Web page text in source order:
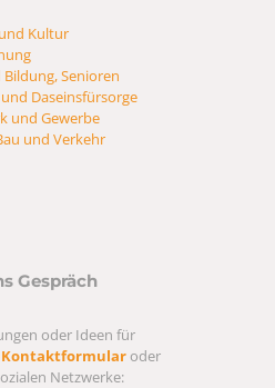
Kultur
Bildung, Senioren
Daseinsfürsorge
und Gewerbe
und Verkehr
Gespräch
oder Ideen für
Kontaktformular oder
Netzwerke: